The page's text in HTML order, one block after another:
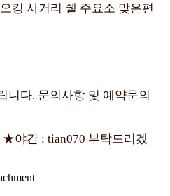
킹 사거리 쉘 주요소 맞은편
니다. 문의사항 및 예약문의
야간 : tian070 부탁드리겠